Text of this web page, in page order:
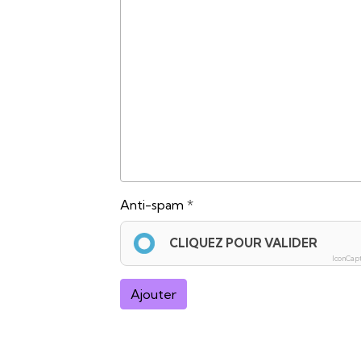
Anti-spam
CLIQUEZ POUR VALIDER
Ajouter